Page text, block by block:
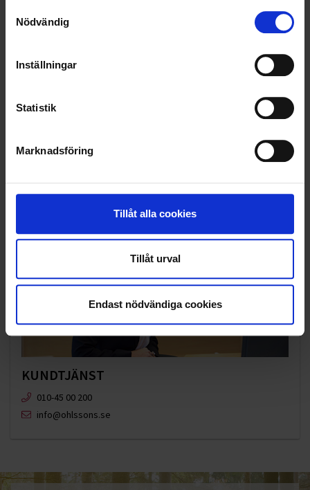
Nödvändig
Inställningar
Statistik
Marknadsföring
Tillåt alla cookies
Tillåt urval
Endast nödvändiga cookies
OHLSSONSKOLLEGOR
SOCIALT ANSVAR
KUNDTJÄNST
010-45 00 200​
info@ohlssons.se